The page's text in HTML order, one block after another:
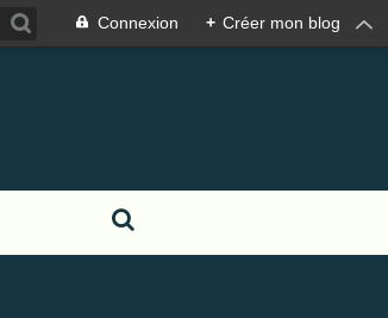
Connexion + Créer mon blog